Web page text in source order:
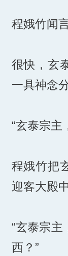
程娥竹闻
很快，玄
一具神念
“玄泰宗主
程娥竹把
迎客大殿
“玄泰宗主
西？”